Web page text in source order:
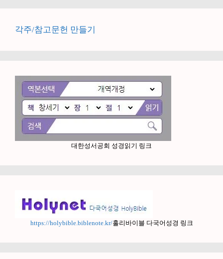
각주/참고문헌 만들기
대한성서공회 성경읽기 링크
https://holybible.biblenote.kr/홀리바이블 다국어성경 링크